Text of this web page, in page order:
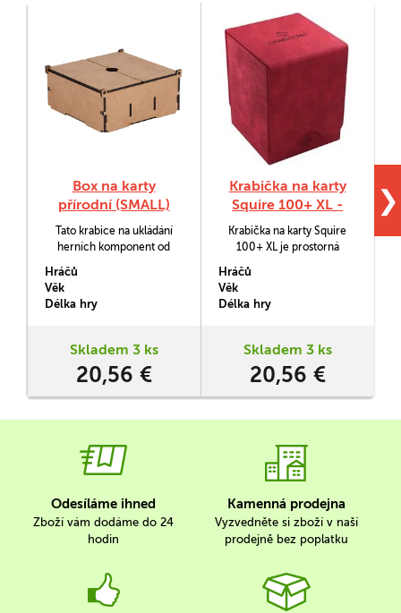
Box na karty
přírodní (SMALL)
Tato krabice na ukládání
herních komponent od
Storage Case BASIC Small)
pojme až 950 obalených
karet. Je vyrobena z 6mm
vaše karty nebudou mít
Hráčů
Věk
Délka hry
Skladem 3 ks
20,56 €
Krabička na karty
Squire 100+ XL -
červená
(Gamegenic)
Krabička na karty Squire
100+ XL je prostorná
která pojme až 100 karet v
dvojobalech a má navíc
prostor na žetony a další
Hráčů
Věk
Délka hry
Skladem 3 ks
20,56 €
❯
Odesíláme ihned
Zboží vám dodáme do 24
hodin
Kamenná prodejna
Vyzvedněte si zboží v naší
prodejně bez poplatku